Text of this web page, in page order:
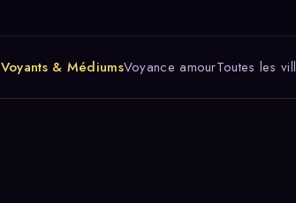
Voyants & MédiumsVoyance amourToutes les